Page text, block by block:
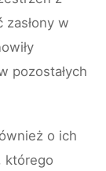
w
pozostałych
o ich
którego